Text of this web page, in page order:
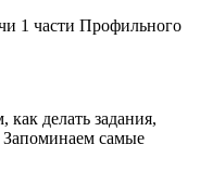
1 части Профильного
делать задания,
Запоминаем самые